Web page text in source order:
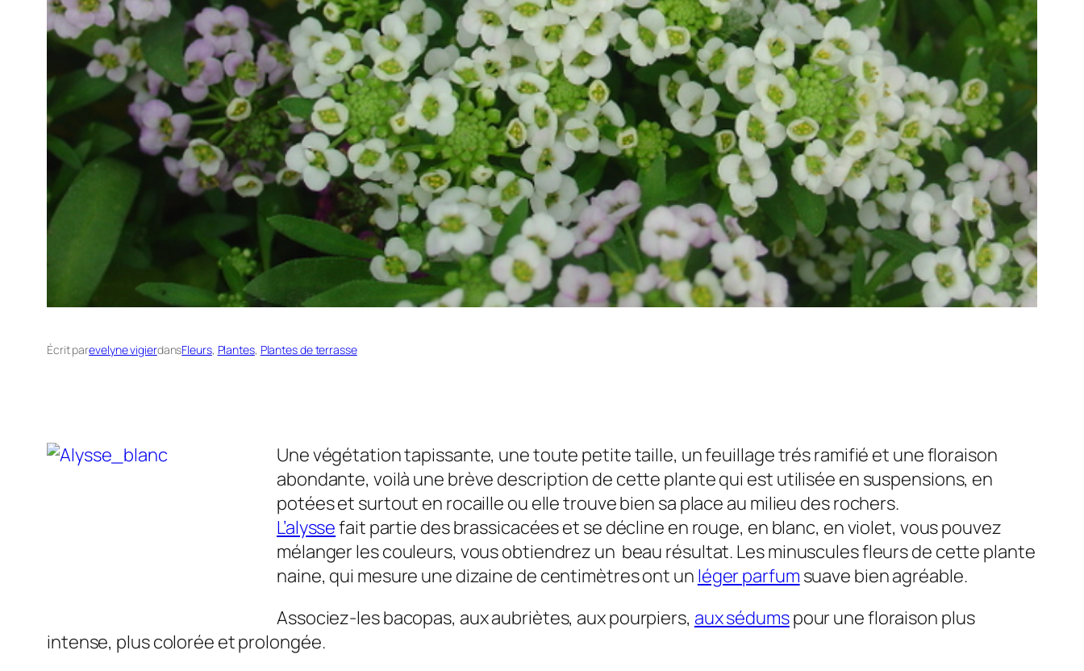
Écrit parevelyne vigierdansFleurs, Plantes, Plantes de terrasse
Une végétation tapissante, une toute petite taille, un feuillage trés ramifié et une floraison
abondante, voilà une brève description de cette plante qui est utilisée en suspensions, en
potées et surtout en rocaille ou elle trouve bien sa place au milieu des rochers.
L’alyssefait partie des brassicacées et se décline en rouge, en blanc, en violet, vous pouvez
mélanger les couleurs, vous obtiendrez un beau résultat. Les minuscules fleurs de cette plante
naine, qui mesure une dizaine de centimètres ont un léger parfum suave bien agréable.
Associez-les bacopas, aux aubriètes, aux pourpiers, aux sédumspour une floraison plus
intense, plus colorée et prolongée.